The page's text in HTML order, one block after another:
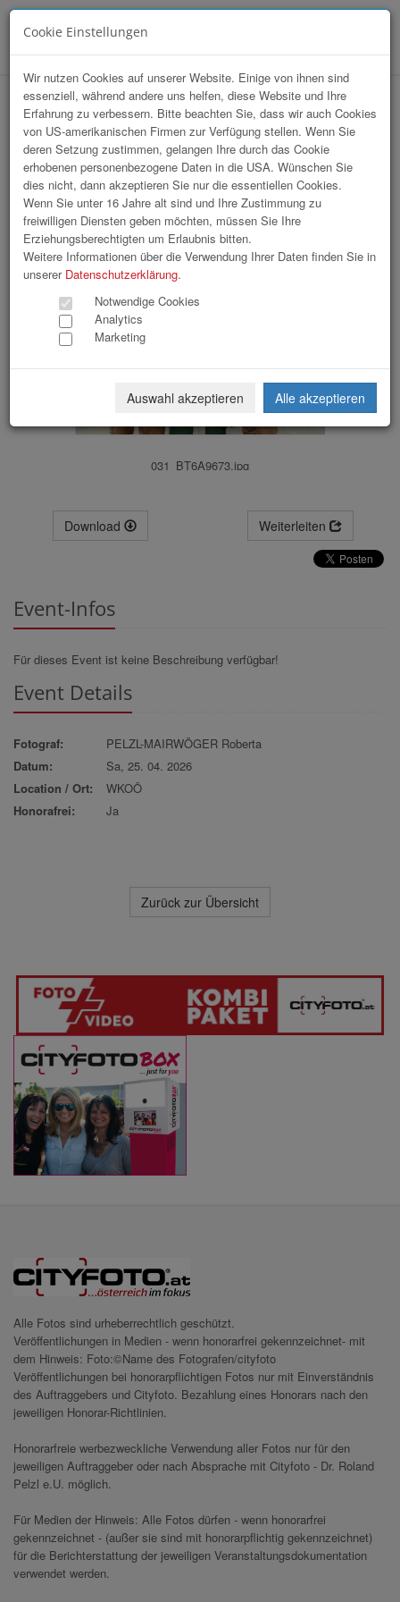
Landesmeisterschaften der KFZ-
TechnikerInnen / Siegerehrung
031_BT6A9673.jpg
Download Weiterleiten
Event-Infos
Für dieses Event ist keine Beschreibung verfügbar!
Event Details
Fotograf:
PELZL-MAIRWÖGER Roberta
Datum:
Sa, 25. 04. 2026
Location / Ort:
WKOÖ
Honorafrei:
Ja
Zurück zur Übersicht
Alle Fotos sind urheberrechtlich geschützt.
Veröffentlichungen in Medien - wenn honorarfrei gekennzeichnet- mit
dem Hinweis: Foto:©Name des Fotografen/cityfoto
Veröffentlichungen bei honorarpflichtigen Fotos nur mit Einverständnis
des Auftraggebers und Cityfoto. Bezahlung eines Honorars nach den
jeweiligen Honorar-Richtlinien.
Honorarfreie werbezweckliche Verwendung aller Fotos nur für den
jeweiligen Auftraggeber oder nach Absprache mit Cityfoto - Dr. Roland
Pelzl e.U. möglich.
Für Medien der Hinweis: Alle Fotos dürfen - wenn honorarfrei
gekennzeichnet - (außer sie sind mit honorarpflichtig gekennzeichnet)
für die Berichterstattung der jeweiligen Veranstaltungsdokumentation
verwendet werden.
Cookie Einstellungen
Wir nutzen Cookies auf unserer Website. Einige von ihnen sind
essenziell, während andere uns helfen, diese Website und Ihre
Erfahrung zu verbessern. Bitte beachten Sie, dass wir auch Cookies
von US-amerikanischen Firmen zur Verfügung stellen. Wenn Sie
deren Setzung zustimmen, gelangen Ihre durch das Cookie
erhobenen personenbezogene Daten in die USA. Wünschen Sie
dies nicht, dann akzeptieren Sie nur die essentiellen Cookies.
Wenn Sie unter 16 Jahre alt sind und Ihre Zustimmung zu
freiwilligen Diensten geben möchten, müssen Sie Ihre
Erziehungsberechtigten um Erlaubnis bitten.
Weitere Informationen über die Verwendung Ihrer Daten finden Sie in
unserer Datenschutzerklärung.
Notwendige Cookies
Analytics
Marketing
Auswahl akzeptieren Alle akzeptieren